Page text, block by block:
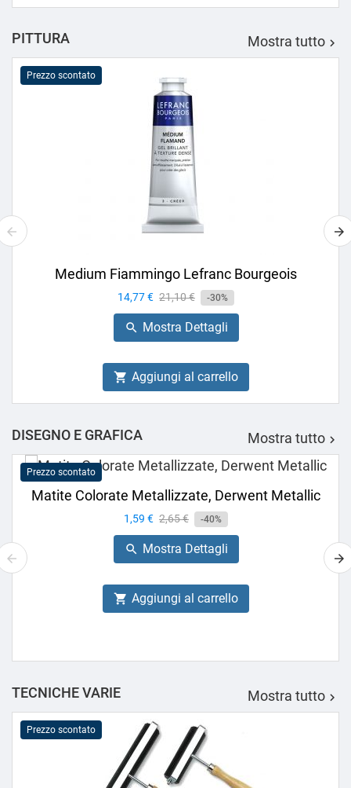
base
PITTURA Mostra tutto 
Prezzo scontato
Medium Fiammingo Lefranc Bourgeois
Prezzo
14,77 € Prezzo
base
21,10 € -30%
 Mostra Dettagli
 Aggiungi al carrello
DISEGNO E GRAFICA Mostra tutto 
Prezzo scontato
Matite Colorate Metallizzate, Derwent Metallic
Prezzo
1,59 € Prezzo
base
2,65 € -40%
 Mostra Dettagli
 Aggiungi al carrello
TECNICHE VARIE Mostra tutto 
Prezzo scontato